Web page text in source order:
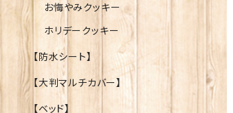
お悔やみクッキー
ホリデークッキー
【防水シート】
【大判マルチカバー】
【ベッド】